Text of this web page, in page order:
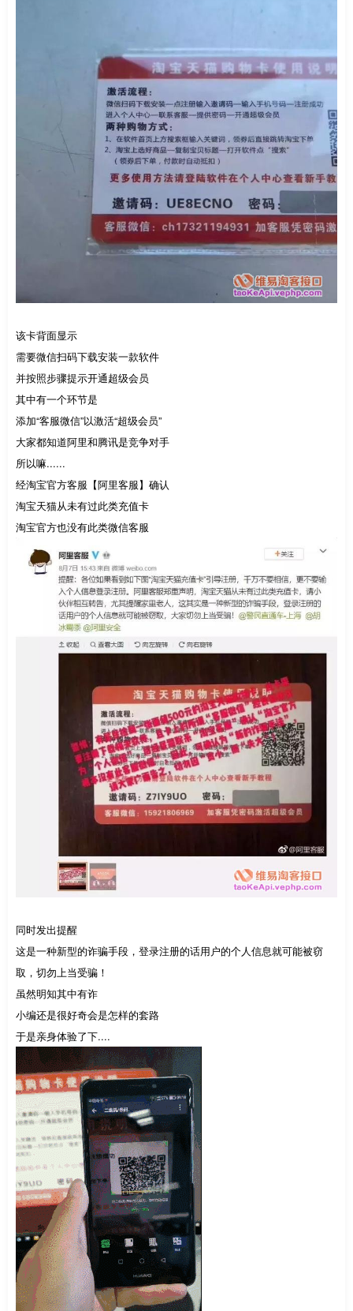
该卡背面显示
需要微信扫码下载安装一款软件
并按照步骤提示开通超级会员
其中有一个环节是
添加“客服微信”以激活“超级会员”
大家都知道阿里和腾讯是竞争对手
所以嘛......
经淘宝官方客服【阿里客服】确认
淘宝天猫从未有过此类充值卡
淘宝官方也没有此类微信客服
同时发出提醒
这是一种新型的诈骗手段，登录注册的话用户的个人信息就可能被窃
取，切勿上当受骗！
虽然明知其中有诈
小编还是很好奇会是怎样的套路
于是亲身体验了下....